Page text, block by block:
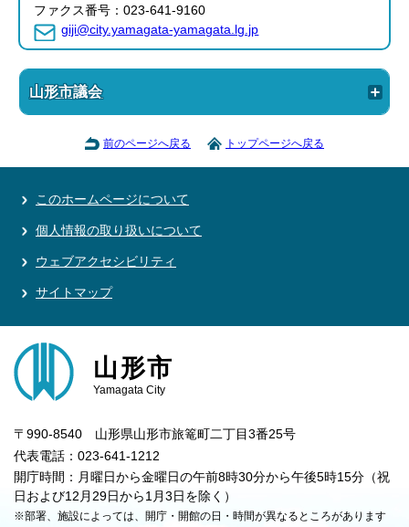
ファクス番号：023-641-9160
giji@city.yamagata-yamagata.lg.jp
山形市議会
前のページへ戻る トップページへ戻る
このホームページについて
個人情報の取り扱いについて
ウェブアクセシビリティ
サイトマップ
山形市
Yamagata City
〒990-8540 山形県山形市旅篭町二丁目3番25号
代表電話：023-641-1212
開庁時間：月曜日から金曜日の午前8時30分から午後5時15分（祝
日および12月29日から1月3日を除く）
※部署、施設によっては、開庁・開館の日・時間が異なるところがあります